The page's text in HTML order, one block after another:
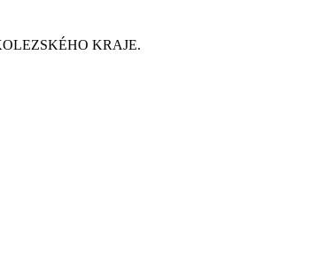
KRAJE.